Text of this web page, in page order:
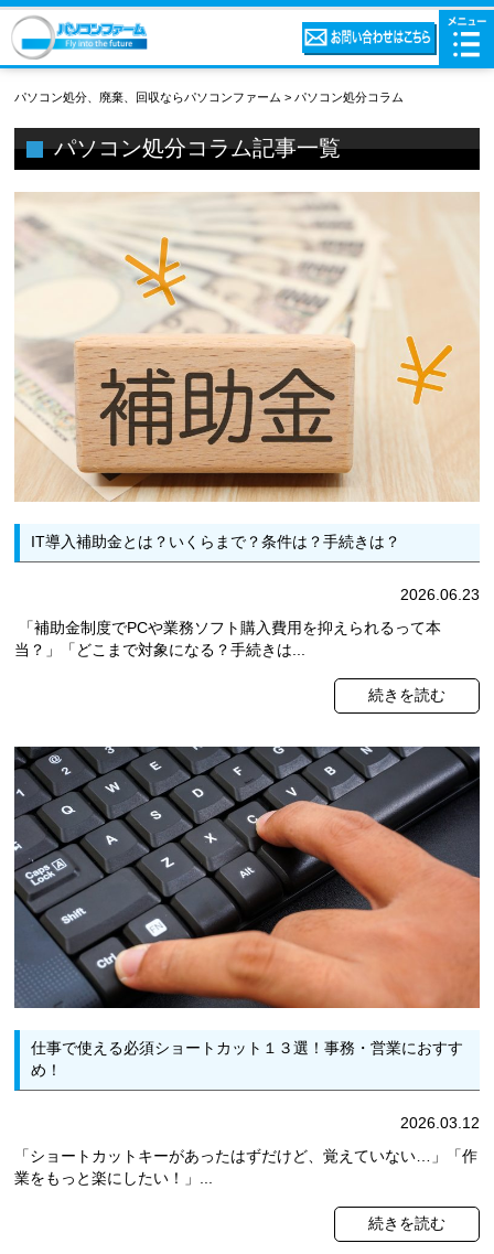
パソコン処分、廃棄、回収ならパソコンファーム> パソコン処分コラム
パソコン処分コラム記事一覧
IT導入補助金とは？いくらまで？条件は？手続きは？
2026.06.23
「補助金制度でPCや業務ソフト購入費用を抑えられるって本
当？」「どこまで対象になる？手続きは...
続きを読む
仕事で使える必須ショートカット１３選！事務・営業におすす
め！
2026.03.12
「ショートカットキーがあったはずだけど、覚えていない…」「作
業をもっと楽にしたい！」...
続きを読む